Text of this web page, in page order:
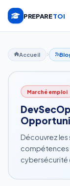
PREPARETOI
Accueil
Marché emploi
Découvrez les
compétences
cybersécurité